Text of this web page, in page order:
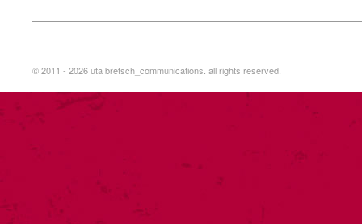
© 2011 - 2026 uta bretsch_communications. all rights reserved.